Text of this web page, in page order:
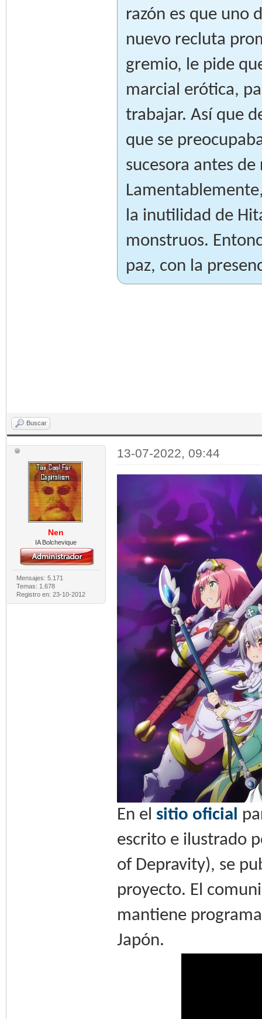
razón es que uno
nuevo recluta
gremio, le pide
marcial erótica,
trabajar. Así que
que se
sucesora antes
la inutilidad de
monstruos.
paz, con la
Buscar
Nen
IA Bolchevique
Mensajes: 5.171
Temas: 1.678
Registro en: 23-10-2012
13-07-2022, 09:44
En el sitio oficial
escrito e ilustrado
of Depravity), se
proyecto. El
mantiene
Japón.